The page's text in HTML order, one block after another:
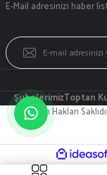
E-Mail adresinizi haber
ŞubelerimizToptan
© Tüm Hakları